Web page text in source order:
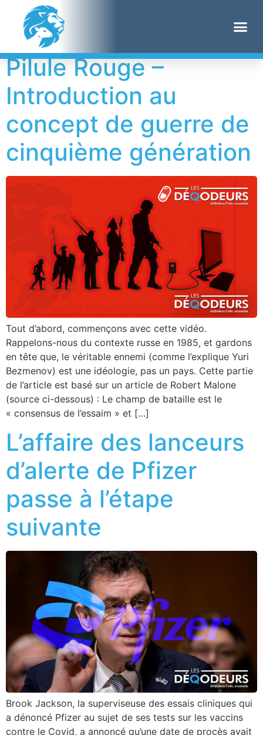
Étiquette :
Pilule Rouge –
Introduction au
concept de guerre de
cinquième génération
Tout d’abord, commençons avec cette vidéo.
Rappelons-nous du contexte russe en 1985, et gardons
en tête que, le véritable ennemi (comme l’explique Yuri
Bezmenov) est une idéologie, pas un pays. Cette partie
de l’article est basé sur un article de Robert Malone
(source ci-dessous) : Le champ de bataille est le
« consensus de l’essaim » et […]
L’affaire des lanceurs
d’alerte de Pfizer
passe à l’étape
suivante
Brook Jackson, la superviseuse des essais cliniques qui
a dénoncé Pfizer au sujet de ses tests sur les vaccins
contre le Covid, a annoncé qu’une date de procès avait